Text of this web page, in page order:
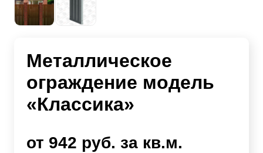
Металлическое
ограждение модель
«Классика»
от 942 руб. за кв.м.